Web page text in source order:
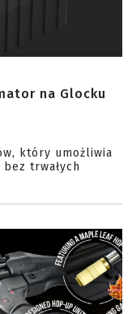
na Glocku
który umożliwia
trwałych